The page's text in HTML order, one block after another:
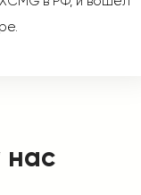
нас